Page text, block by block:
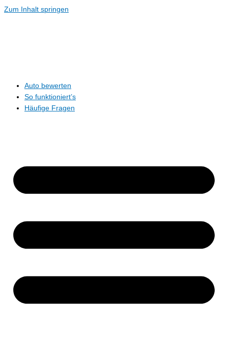
Zum Inhalt springen
Auto bewerten
So funktioniert’s
Häufige Fragen